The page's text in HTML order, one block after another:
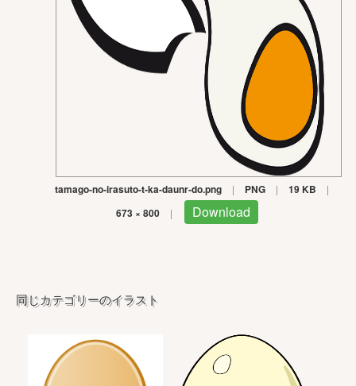
tamago-no-irasuto-t-ka-daunr-do.png | PNG | 19 KB |
673 × 800 | Download
同じカテゴリーのイラスト